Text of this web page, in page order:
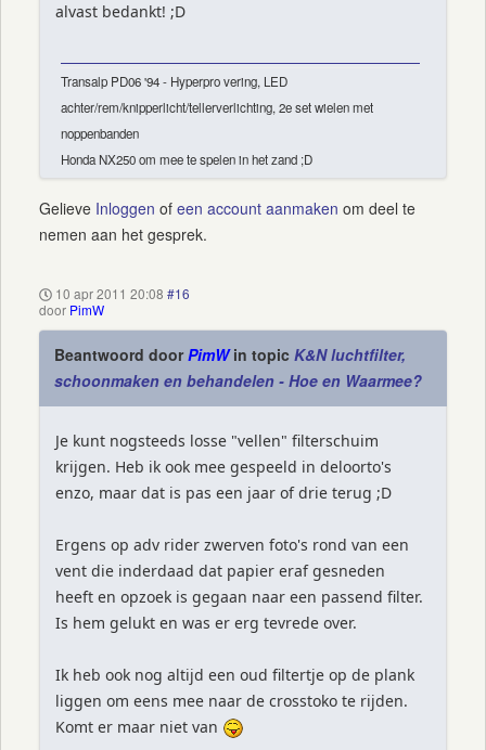
alvast bedankt! ;D
Transalp PD06 '94 - Hyperpro vering, LED
achter/rem/knipperlicht/tellerverlichting, 2e set wielen met
noppenbanden
Honda NX250 om mee te spelen in het zand ;D
Gelieve Inloggen of een account aanmaken om deel te
nemen aan het gesprek.
10 apr 2011 20:08 #16
door PimW
Beantwoord doorPimWin topic K&N luchtfilter,
schoonmaken en behandelen - Hoe en Waarmee?
Je kunt nogsteeds losse "vellen" filterschuim
krijgen. Heb ik ook mee gespeeld in deloorto's
enzo, maar dat is pas een jaar of drie terug ;D
Ergens op adv rider zwerven foto's rond van een
vent die inderdaad dat papier eraf gesneden
heeft en opzoek is gegaan naar een passend filter.
Is hem gelukt en was er erg tevrede over.
Ik heb ook nog altijd een oud filtertje op de plank
liggen om eens mee naar de crosstoko te rijden.
Komt er maar niet van